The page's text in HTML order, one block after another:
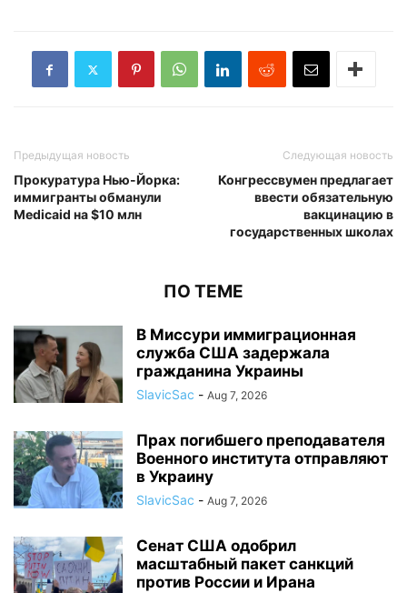
Предыдущая новость
Прокуратура Нью-Йорка:
иммигранты обманули
Medicaid на $10 млн
Следующая новость
Конгрессвумен предлагает
ввести обязательную
вакцинацию в
государственных школах
ПО ТЕМЕ
В Миссури иммиграционная
служба США задержала
гражданина Украины
SlavicSac - Aug 7, 2026
Прах погибшего преподавателя
Военного института отправляют
в Украину
SlavicSac - Aug 7, 2026
Сенат США одобрил
масштабный пакет санкций
против России и Ирана